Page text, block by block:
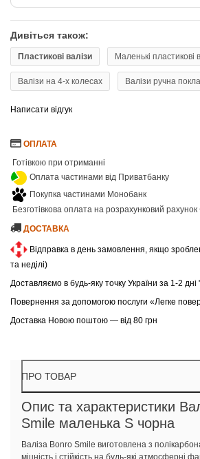
Дивіться також:
Пластикові валізи Маленькі пластикові
Валізи на 4-х колесах Валізи ручна
Написати відгук
ОПЛАТА
Готівкою при отриманні
Оплата частинами від Приватбанку
Покупка частинами Монобанк
Безготівкова оплата на розрахунковий
ДОСТАВКА
Відправка в день замовлення, якщо
та неділі)
Доставляємо в будь-яку точку України за 1-2
Повернення за допомогою послуги «Легке
Доставка Новою поштою — від 80 грн
ПРО ТОВАР
Опис та характеристики
Smile маленька S чорна
Валіза Bonro Smile виготовлена з
міцність і стійкість на будь-які атмосферні